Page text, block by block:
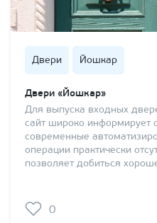
Двери Йошкар
Двери «Йошкар»
Для выпуска входных
сайт широко информирует
современные
операции практически
позволяет добиться
0